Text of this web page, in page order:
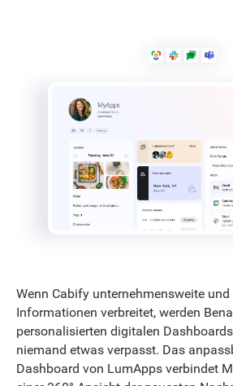
Wenn Cabify unternehmensweite
Informationen verbreitet, werden
personalisierten digitalen
niemand etwas verpasst. Das
Dashboard von LumApps verbindet